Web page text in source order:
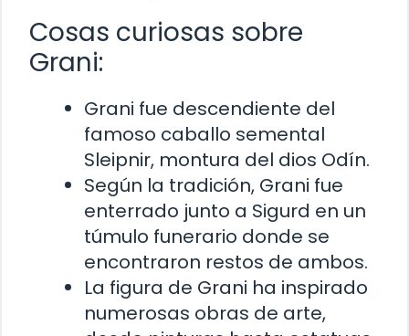
Cosas curiosas sobre
Grani:
Grani fue descendiente del
famoso caballo semental
Sleipnir, montura del dios Odín.
Según la tradición, Grani fue
enterrado junto a Sigurd en un
túmulo funerario donde se
encontraron restos de ambos.
La figura de Grani ha inspirado
numerosas obras de arte,